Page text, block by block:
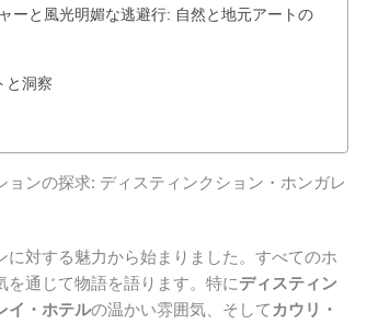
ーと風光明媚な逃避行: 自然と地元アートの
と洞察
ンの探求: ディスティンクション・ホンガレ
対する魅力から始まりました。すべてのホ
通じて物語を語ります。特にディスティン
イ・ホテルの温かい雰囲気、そして カウリ・